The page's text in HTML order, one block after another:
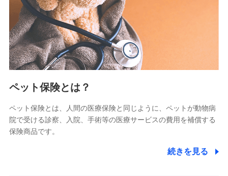
マニュライフ生命保険株式会社
（https://www.manulife.co.jp/）
三井住友海上あいおい生命保険株式会社
（https://www.msa-life.co.jp/）
メットライフ生命株式会社
(https://www.metlife.co.jp/)
（https://www.medicarelife.com/）
■少額短期保険
株式会社アシロ少額短期保険
(https://kailash.co.jp/)
ペット保険とは？
ペット保険とは、人間の医療保険と同じように、ペットが動物病
院で受ける診察、入院、手術等の医療サービスの費用を補償する
保険商品です。
続きを見る